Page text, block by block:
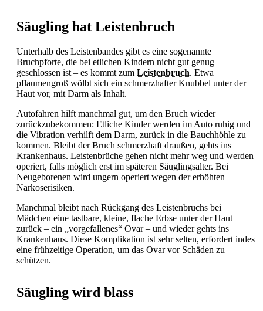
Säugling hat Leistenbruch
Unterhalb des Leistenbandes gibt es eine sogenannte
Bruchpforte, die bei etlichen Kindern nicht gut genug
geschlossen ist – es kommt zum Leistenbruch. Etwa
pflaumengroß wölbt sich ein schmerzhafter Knubbel unter der
Haut vor, mit Darm als Inhalt.
Autofahren hilft manchmal gut, um den Bruch wieder
zurückzubekommen: Etliche Kinder werden im Auto ruhig und
die Vibration verhilft dem Darm, zurück in die Bauchhöhle zu
kommen. Bleibt der Bruch schmerzhaft draußen, gehts ins
Krankenhaus. Leistenbrüche gehen nicht mehr weg und werden
operiert, falls möglich erst im späteren Säuglingsalter. Bei
Neugeborenen wird ungern operiert wegen der erhöhten
Narkoserisiken.
Manchmal bleibt nach Rückgang des Leistenbruchs bei
Mädchen eine tastbare, kleine, flache Erbse unter der Haut
zurück – ein „vorgefallenes“ Ovar – und wieder gehts ins
Krankenhaus. Diese Komplikation ist sehr selten, erfordert indes
eine frühzeitige Operation, um das Ovar vor Schäden zu
schützen.
Säugling wird blass